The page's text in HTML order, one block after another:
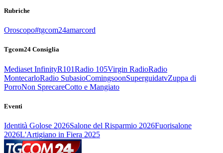
Rubriche
Oroscopo#tgcom24amarcord
Tgcom24 Consiglia
Mediaset InfinityR101Radio 105Virgin RadioRadio
MontecarloRadio SubasioComingsoonSuperguidatvZuppa di
PorroNon SprecareCotto e Mangiato
Eventi
Identità Golose 2026Salone del Risparmio 2026Fuorisalone
2026L'Artigiano in Fiera 2025